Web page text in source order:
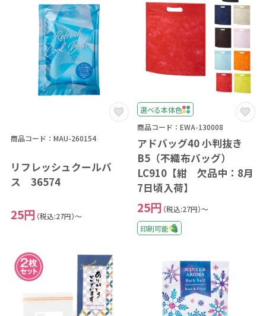
商品コード：MAU-260154
リフレッシュクールバ
ス 36574
25円 （税込:27円）～
選べる本体色
商品コード：EWA-130008
アドバッグ40 小判抜き
B5（不織布バッグ）
LC910【紺 欠品中：8月
7日頃入荷】
25円 （税込:27円）～
印刷可能